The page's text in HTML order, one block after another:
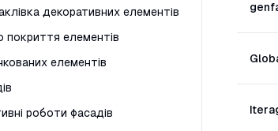
декоративних елементів
покриття елементів
елементів
роботи фасадів